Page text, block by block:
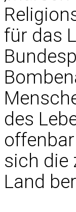
für das
des
sich die
Land